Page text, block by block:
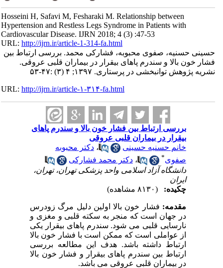
Hosseini H, Safavi M, Fesharaki M. Relationship between
Hypertension and Restless Legs Syndrome in Patients with
Cardiovascular Disease. IJRN 2018; 4 (3) :47-53
URL:http://ijrn.ir/article-1-314-fa.html
حسینی حسنیه، صفوی محبوبه، فشارکی محمد. بررسی ارتباط بین
فشار خون بالا و سندرم پاهای بیقرار در بیماران قلبی عروقی.
نشریه پژوهش توانبخشی در پرستاری. ۱۳۹۷; ۴ (۳) :۴۷-۵۳
URL:http://ijrn.ir/article-۱-۳۱۴-fa.html
بررسی ارتباط بین فشار خون بالا و سندرم پاهای
بیقرار در بیماران قلبی عروقی
خانم حسنیه حسینی
،دکتر محبوبه
صفوی
،دکتر محمد فشارکی
دانشگاه آزاد اسلامی واحد پزشکی تهران، تهران،
ایران
چکیده:
مقدمه:فشار خون بالا اولین دلیل مرگ زودرس
در جهان است که منجر به سکته قلبی و مغزی و
نارسایی قلبی می شود. سندرم پاهای بیقرار یکی
از عواملی است که ممکن است با فشار خون بالا
ارتباط داشته باشد. هدف این مطالعه بررسی
ارتباط بین سندرم پاهای بیقرار و فشار خون بالا
در بیماران قلبی عروقی می باشد.